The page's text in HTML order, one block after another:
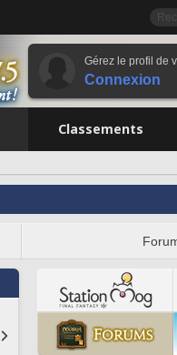
Gérez le profil de
Connexion
Classements